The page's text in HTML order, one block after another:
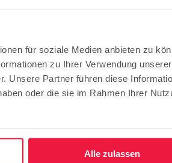
für soziale Medien anbieten zu
zu Ihrer Verwendung unserer
Unsere Partner führen diese
oder die sie im Rahmen Ihrer
Alle zulassen